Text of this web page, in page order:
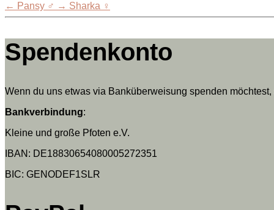
← Pansy ♂ → Sharka ♀
Spendenkonto
Wenn du uns etwas via Banküberweisung spenden
Bankverbindung:
Kleine und große Pfoten e.V.
IBAN: DE18830654080005272351
BIC: GENODEF1SLR